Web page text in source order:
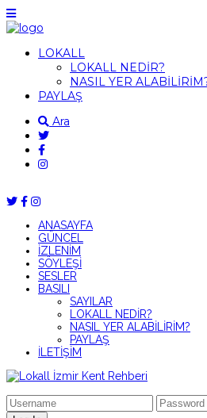
LOKALL
LOKALL NEDİR?
NASIL YER
PAYLAŞ
Ara
ANASAYFA
GÜNCEL
İZLENİM
SÖYLEŞİ
SESLER
BASILI
SAYILAR
LOKALL NEDİR?
NASIL YER ALABİLİRİM?
PAYLAŞ
İLETİŞİM